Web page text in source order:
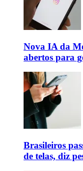
Nova IA da
abertos para
Brasileiros
de telas, diz